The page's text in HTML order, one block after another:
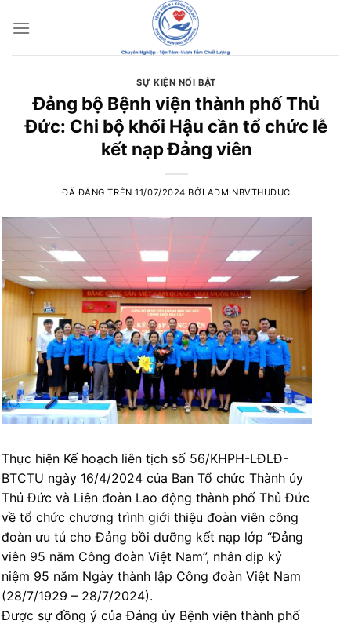
đến
SỰ KIỆN NỔI BẬT
Đảng bộ Bệnh viện thành phố Thủ
Đức: Chi bộ khối Hậu cần tổ chức lễ
kết nạp Đảng viên
ĐÃ ĐĂNG TRÊN11/07/2024 BỞI ADMINBVTHUDUC
Thực hiện Kế hoạch liên tịch số 56/KHPH-LĐLĐ-
BTCTU ngày 16/4/2024 của Ban Tổ chức Thành ủy
Thủ Đức và Liên đoàn Lao động thành phố Thủ Đức
về tổ chức chương trình giới thiệu đoàn viên công
đoàn ưu tú cho Đảng bồi dưỡng kết nạp lớp “Đảng
viên 95 năm Công đoàn Việt Nam”, nhân dịp kỷ
niệm 95 năm Ngày thành lập Công đoàn Việt Nam
(28/7/1929 – 28/7/2024).
Được sự đồng ý của Đảng ủy Bệnh viện thành phố